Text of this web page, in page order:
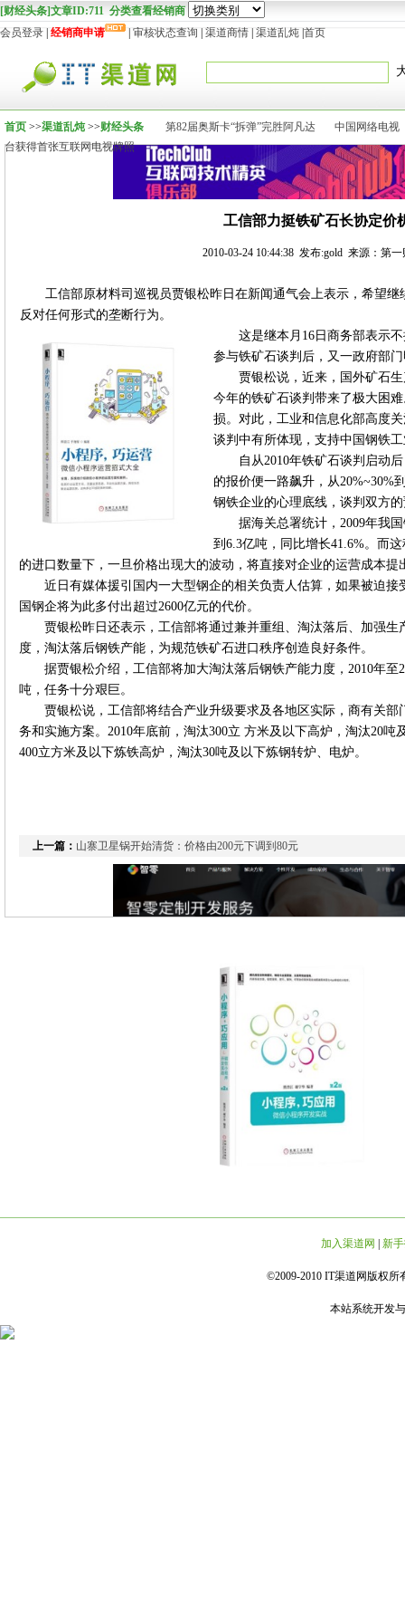
[财经头条]文章ID:711 分类查看经销商
会员登录 经销商申请 审核状态查询 渠道商情 渠道乱炖 首页
首页 >>渠道乱炖>>财经头条 第82届奥斯卡“拆弹”完胜阿凡达
中国网络电视
台获得首张互联网电视牌照
工信部力挺铁矿石长协定价
2010-03-24 10:44:38 发布:gold 来源：第
工信部原材料司巡视员贾银松昨日在新闻通气会上表示，希望
反对任何形式的垄断行为。
这是继本月16日商务部表示
参与铁矿石谈判后，又一政府部
贾银松说，近来，国外矿石
今年的铁矿石谈判带来了极大困
损。对此，工业和信息化部高度
谈判中有所体现，支持中国钢铁
自从2010年铁矿石谈判启动
的报价便一路飙升，从20%~30%
钢铁企业的心理底线，谈判双方
据海关总署统计，2009年我
到6.3亿吨，同比增长41.6%。而
的进口数量下，一旦价格出现大的波动，将直接对企业的运营成本提
近日有媒体援引国内一大型钢企的相关负责人估算，如果被迫
国钢企将为此多付出超过2600亿元的代价。
贾银松昨日还表示，工信部将通过兼并重组、淘汰落后、加强
度，淘汰落后钢铁产能，为规范铁矿石进口秩序创造良好条件。
据贾银松介绍，工信部将加大淘汰落后钢铁产能力度，2010年至
吨，任务十分艰巨。
贾银松说，工信部将结合产业升级要求及各地区实际，商有关
务和实施方案。2010年底前，淘汰300立 方米及以下高炉，淘汰20吨
400立方米及以下炼铁高炉，淘汰30吨及以下炼钢转炉、电炉。
上一篇： 山寨卫星锅开始清货：价格由200元下调到80元
加入渠道网 新
©2009-2010 IT渠道网版权所
本站系统开发